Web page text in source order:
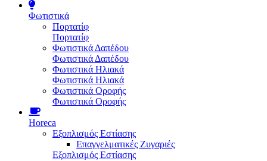
Φωτιστικά
Πορτατίφ
Πορτατίφ
Φωτιστικά Δαπέδου
Φωτιστικά Δαπέδου
Φωτιστικά Ηλιακά
Φωτιστικά Ηλιακά
Φωτιστικά Οροφής
Φωτιστικά Οροφής
Horeca
Εξοπλισμός Εστίασης
Επαγγελματικές Ζυγαριές
Εξοπλισμός Εστίασης